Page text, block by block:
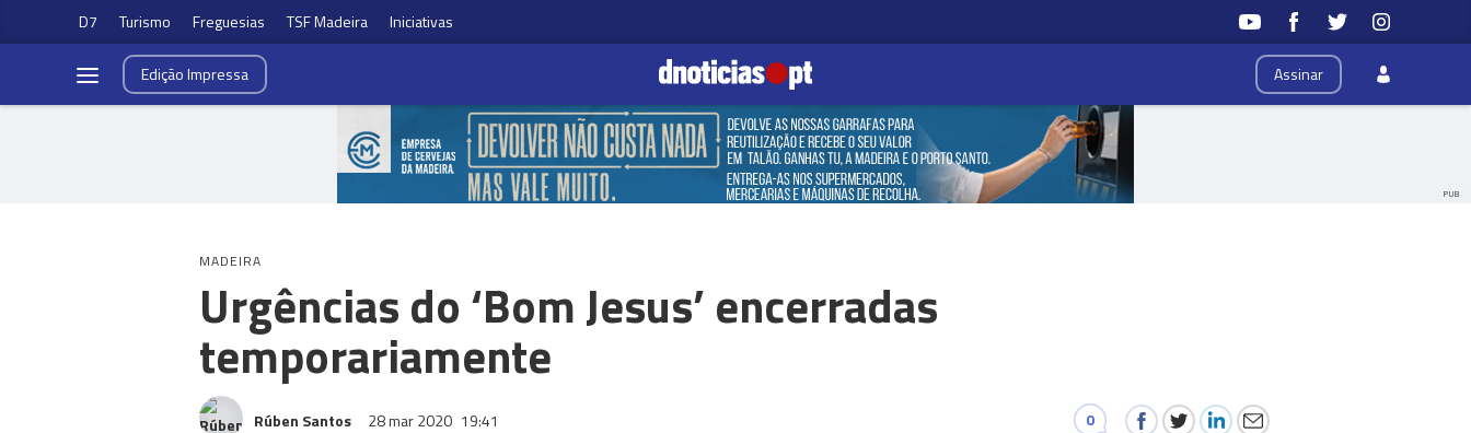
D7 Turismo Freguesias TSF Madeira Iniciativas
Assinar
EdiçãoImpressa
PUB
MADEIRA
Urgências do ‘Bom Jesus’ encerradas
temporariamente
Rúben Santos 28 mar 2020 19:41 0